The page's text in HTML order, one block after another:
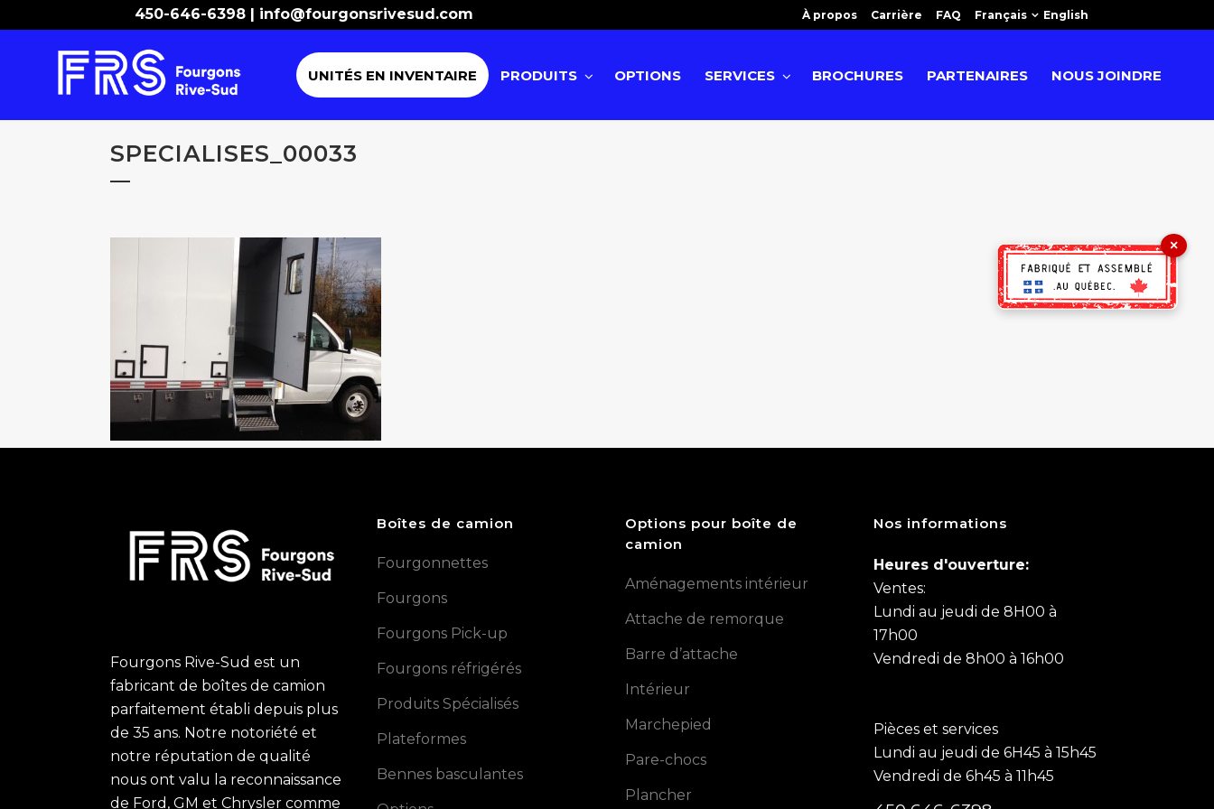
450-646-6398 | info@fourgonsrivesud.com À propos Carrière FAQ Français English
UNITÉS EN INVENTAIRE PRODUITS OPTIONS SERVICES BROCHURES PARTENAIRES NOUS JOINDRE
SPECIALISES_00033
Fourgons Rive-Sud est un
fabricant de boîtes de camion
parfaitement établi depuis plus
de 35 ans. Notre notoriété et
notre réputation de qualité
nous ont valu la reconnaissance
de Ford, GM et Chrysler comme
Boîtes de camion
Fourgonnettes
Fourgons
Fourgons Pick-up
Fourgons réfrigérés
Produits Spécialisés
Plateformes
Bennes basculantes
Options pour boîte de
camion
Aménagements intérieur
Attache de remorque
Barre d’attache
Intérieur
Marchepied
Pare-chocs
Plancher
Nos informations
Heures d'ouverture:
Ventes:
Lundi au jeudi de 8H00 à
17h00
Vendredi de 8h00 à 16h00
Pièces et services
Lundi au jeudi de 6H45 à 15h45
Vendredi de 6h45 à 11h45
×